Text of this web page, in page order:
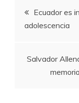
b
o
k
entradas
Ecuador es
adolescencia
Salvador